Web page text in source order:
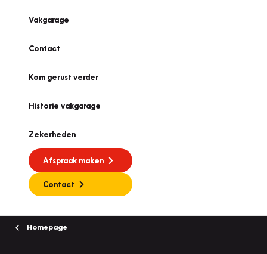
Vakgarage
Contact
Kom gerust verder
Historie vakgarage
Zekerheden
Afspraak maken
Contact
Homepage